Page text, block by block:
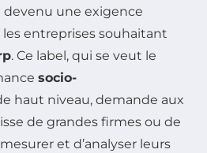
devenu une exigence
entreprises souhaitant
. Ce label, qui se veut le
socio-
haut niveau, demande aux
de grandes firmes ou de
et d’analyser leurs